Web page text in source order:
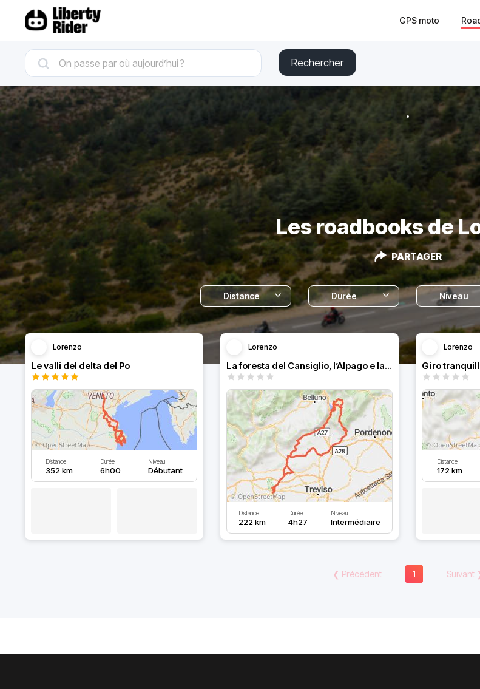
GPS moto
Rechercher
Les roadbooks de
PARTAGER
Distance Durée Niveau
Lorenzo
Le valli del delta del Po
Distance
352 km
Durée
6h00
Niveau
Débutant
Lorenzo
La foresta del Cansiglio, l’Alpago e lago di Santa Croce
Distance
222 km
Durée
4h27
Niveau
Intermédiaire
Lorenzo
Distance
172 km
❮ Précédent 1 Suivant